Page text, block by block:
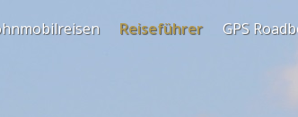
Reiseführer GPS